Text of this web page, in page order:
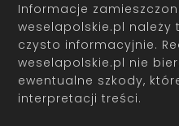
Informacje
weselapolskie.pl należy
czysto informacyjnie.
weselapolskie.pl nie
ewentualne szkody,
interpretacji treści.